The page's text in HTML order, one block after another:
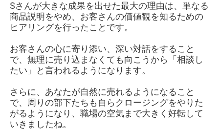
Sさんが大きな成果を出せた最大の理由は、単なる
商品説明をやめ、お客さんの価値観を知るための
ヒアリングを行ったことです。
お客さんの心に寄り添い、深い対話をすること
で、無理に売り込まなくても向こうから「相談し
たい」と言われるようになります。
さらに、あなたが自然に売れるようになること
で、周りの部下たちも自らクロージングをやりた
がるようになり、職場の空気まで大きく好転して
いきましたね。